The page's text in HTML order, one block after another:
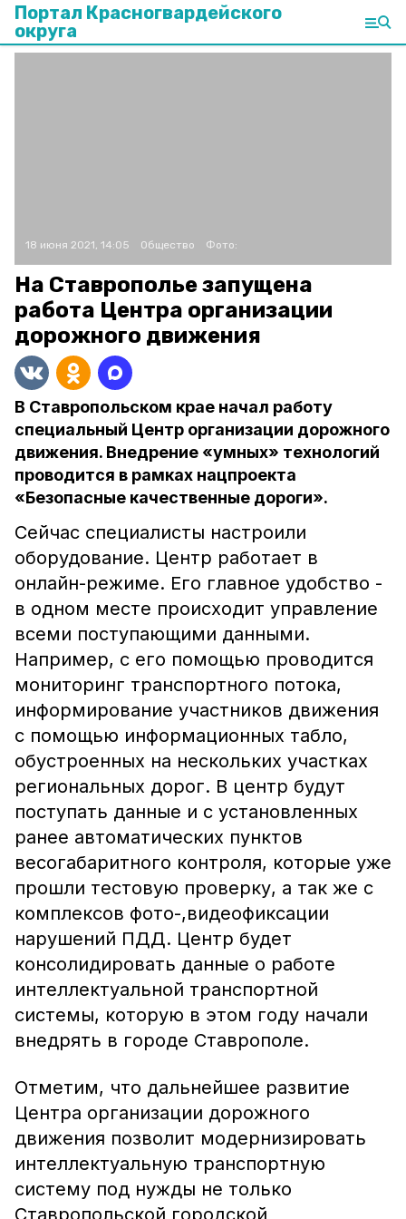
Портал Красногвардейского
округа
18 июня 2021, 14:05 Общество Фото:
На Ставрополье запущена
работа Центра организации
дорожного движения
В Ставропольском крае начал работу
специальный Центр организации дорожного
движения. Внедрение «умных» технологий
проводится в рамках нацпроекта
«Безопасные качественные дороги».
Сейчас специалисты настроили
оборудование. Центр работает в
онлайн-режиме. Его главное удобство -
в одном месте происходит управление
всеми поступающими данными.
Например, с его помощью проводится
мониторинг транспортного потока,
информирование участников движения
с помощью информационных табло,
обустроенных на нескольких участках
региональных дорог. В центр будут
поступать данные и с установленных
ранее автоматических пунктов
весогабаритного контроля, которые уже
прошли тестовую проверку, а так же с
комплексов фото-,видеофиксации
нарушений ПДД. Центр будет
консолидировать данные о работе
интеллектуальной транспортной
системы, которую в этом году начали
внедрять в городе Ставрополе.
Отметим, что дальнейшее развитие
Центра организации дорожного
движения позволит модернизировать
интеллектуальную транспортную
систему под нужды не только
Ставропольской городской